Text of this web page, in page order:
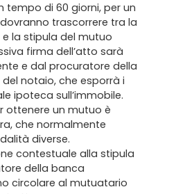
Chi siamo
Il team
BRAVA
per i clienti
per gli agenti
immobili
tempo di 60 giorni, per un
trascorrere tra la
la stipula del mutuo
firma dell’atto sarà
e dal procuratore della
notaio, che esporrà i
ipoteca sull’immobile.
ottenere un mutuo è
che normalmente
diverse.
contestuale alla stipula
della banca
circolare al mutuatario